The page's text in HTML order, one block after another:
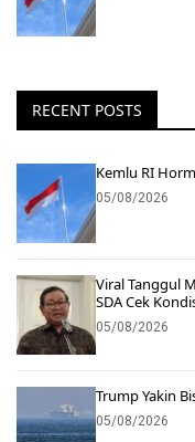
RECENT POSTS
Kemlu RI
05/08/2026
Viral Tanggul
SDA Cek
05/08/2026
Trump Yakin
05/08/2026